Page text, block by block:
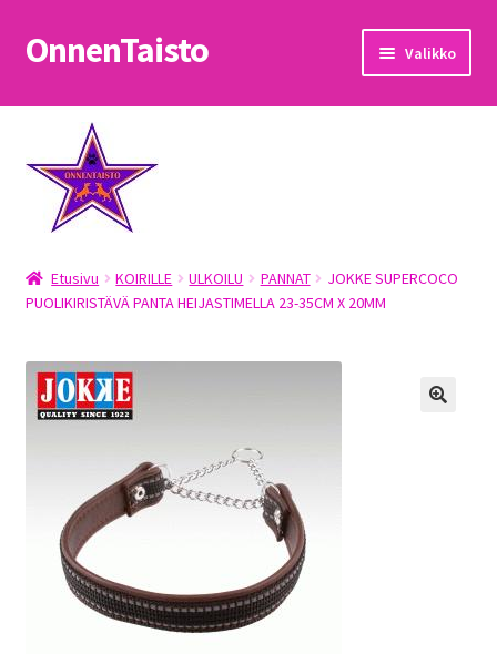
Siirry
navigointiin
Siirry
sisältöön
OnnenTaisto Valikko
Etusivu
Kassa
Oma tili
OnnenTaisto
Palautukset
Tietosuojaseloste
Etusivu KOIRILLE ULKOILU PANNAT
JOKKE SUPERCOCO
PUOLIKIRISTÄVÄ PANTA HEIJASTIMELLA 23-35CM X 20MM